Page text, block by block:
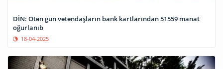
DİN: Ötən gün vətəndaşların bank kartlarından 51559 manat
oğurlanıb
18-04-2025